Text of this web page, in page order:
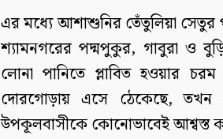
এর মধ্যে আশাশুনির তেঁতুলিয়া সেতুর
শ্যামনগরের পদ্মপুকুর, গাবুরা ও
লোনা পানিতে প্লাবিত হওয়ার
দোরগোড়ায় এসে ঠেকেছে, তখন
উপকূলবাসীকে কোনোভাবেই আশ্বস্ত